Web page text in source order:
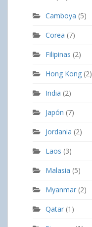
Camboya (5)
Corea (7)
Filipinas (2)
Hong Kong (2)
India (2)
Japón (7)
Jordania (2)
Laos (3)
Malasia (5)
Myanmar (2)
Qatar (1)